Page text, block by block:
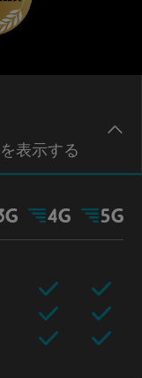
を表示する